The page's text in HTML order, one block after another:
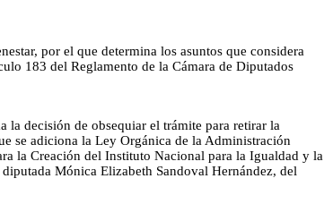
por el que determina los asuntos que considera
183 del Reglamento de la Cámara de Diputados
la decisión de obsequiar el trámite para retirar la
se adiciona la Ley Orgánica de la Administración
la Creación del Instituto Nacional para la Igualdad y la
Mónica Elizabeth Sandoval Hernández, del